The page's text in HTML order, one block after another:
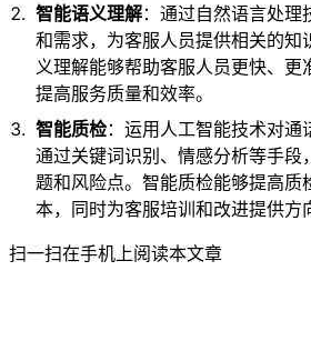
智能语义理解：通过自然语言处理
和需求，为客服人员提供相关的知
义理解能够帮助客服人员更快、更
提高服务质量和效率。
智能质检：运用人工智能技术对通
通过关键词识别、情感分析等手段
题和风险点。智能质检能够提高质
本，同时为客服培训和改进提供方
扫一扫在手机上阅读本文章